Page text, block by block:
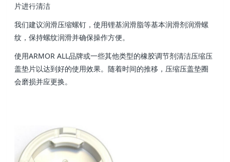
片进行清洁
我们建议润滑压缩螺钉，使用锂基润滑脂等基本润滑剂润滑螺
纹，保持螺纹润滑并确保操作方便。
使用ARMOR ALL品牌或一些其他类型的橡胶调节剂清洁压缩压
盖垫片以达到好的使用效果。随着时间的推移，压缩压盖垫圈
会磨损并应更换。